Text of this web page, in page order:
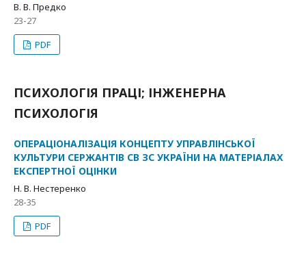
В. В. Предко
23-27
PDF
ПСИХОЛОГІЯ ПРАЦІ; ІНЖЕНЕРНА
ПСИХОЛОГІЯ
ОПЕРАЦІОНАЛІЗАЦІЯ КОНЦЕПТУ УПРАВЛІНСЬКОЇ
КУЛЬТУРИ СЕРЖАНТІВ СВ ЗС УКРАЇНИ НА МАТЕРІАЛАХ
ЕКСПЕРТНОЇ ОЦІНКИ
Н. В. Нестеренко
28-35
PDF